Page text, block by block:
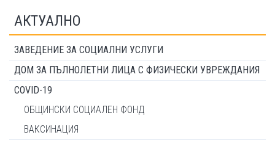
АКТУАЛНО
ЗАВЕДЕНИЕ ЗА СОЦИАЛНИ УСЛУГИ
ДОМ ЗА ПЪЛНОЛЕТНИ ЛИЦА С ФИЗИЧЕСКИ УВРЕЖДАНИЯ
COVID-19
ОБЩИНСКИ СОЦИАЛЕН ФОНД
ВАКСИНАЦИЯ